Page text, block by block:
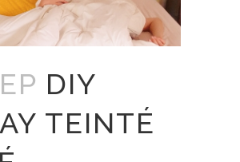
DIY
TEINTÉ